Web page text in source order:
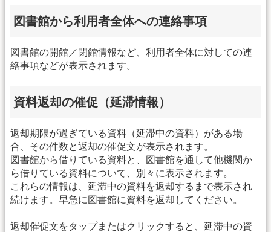
図書館から利用者全体への連絡事項
図書館の開館／閉館情報など、利用者全体に対しての連
絡事項などが表示されます。
資料返却の催促（延滞情報）
返却期限が過ぎている資料（延滞中の資料）がある場
合、その件数と返却の催促文が表示されます。
図書館から借りている資料と、図書館を通して他機関か
ら借りている資料について、別々に表示されます。
これらの情報は、延滞中の資料を返却するまで表示され
続けます。早急に図書館に資料を返却してください。
返却催促文をタップまたはクリックすると、延滞中の資